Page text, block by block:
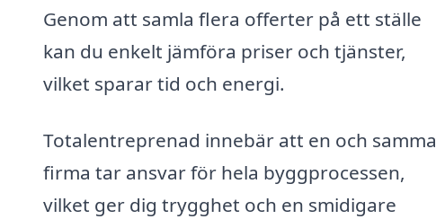
Genom att samla flera offerter på ett ställe
kan du enkelt jämföra priser och tjänster,
vilket sparar tid och energi.
Totalentreprenad innebär att en och samma
firma tar ansvar för hela byggprocessen,
vilket ger dig trygghet och en smidigare